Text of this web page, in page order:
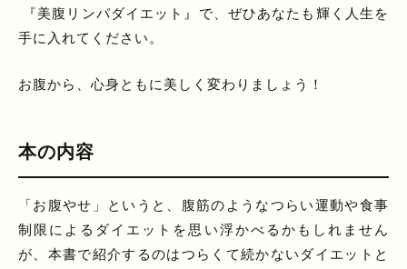
『美腹リンパダイエット』で、ぜひあなたも輝く人生を
手に入れてください。
お腹から、心身ともに美しく変わりましょう！
本の内容
「お腹やせ」というと、腹筋のようなつらい運動や食事
制限によるダイエットを思い浮かべるかもしれません
が、本書で紹介するのはつらくて続かないダイエットと